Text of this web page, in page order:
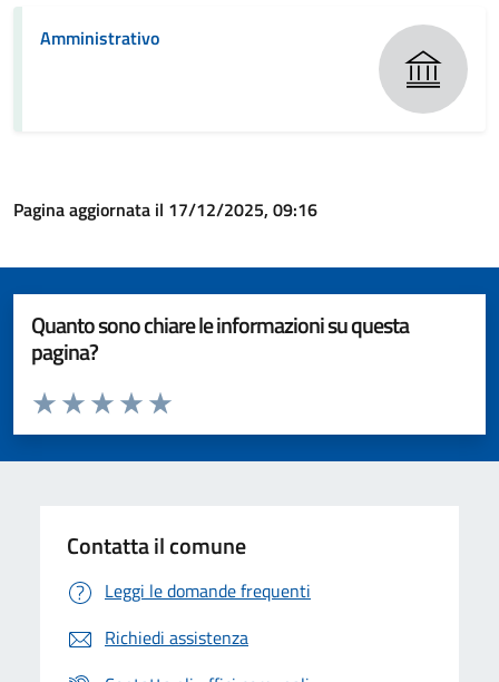
Amministrativo
Pagina aggiornata il 17/12/2025, 09:16
Quanto sono chiare le informazioni su questa
pagina?
Valuta da 1 a 5 stelle la pagina
Valuta 5 stelle su 5
Valuta 4 stelle su 5
Valuta 3 stelle su 5
Valuta 2 stelle su 5
Valuta 1 stelle su 5
Contatta il comune
Leggi le domande frequenti
Richiedi assistenza